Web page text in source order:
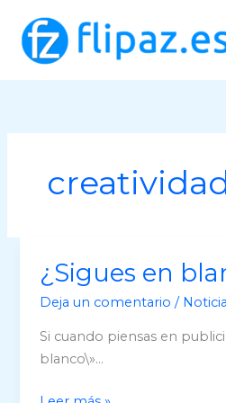
contenido
¿Sigues en
Deja un comentario /
Si cuando piensas en
blanco\»…